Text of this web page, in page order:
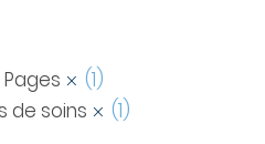
(1)
de soins
(1)